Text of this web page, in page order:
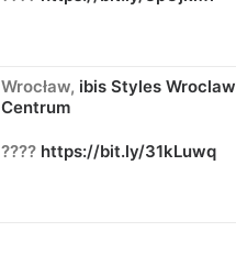
Wrocław, ibis Styles Wroclaw
Centrum
???? https://bit.ly/31kLuwq